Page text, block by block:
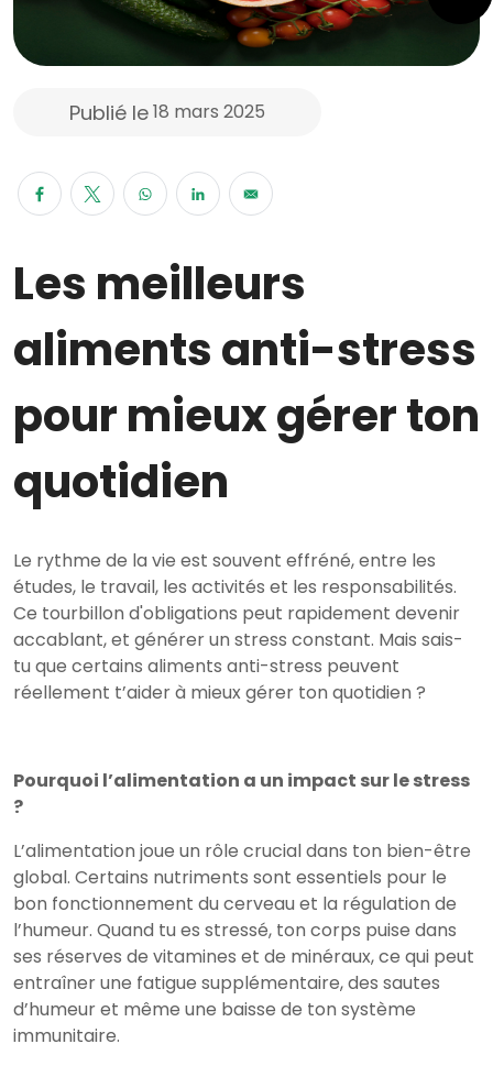
Publié le18 mars 2025
Les meilleurs
aliments anti-stress
pour mieux gérer ton
quotidien
Le rythme de la vie est souvent effréné, entre les
études, le travail, les activités et les responsabilités.
Ce tourbillon d'obligations peut rapidement devenir
accablant, et générer un stress constant. Mais sais-
tu que certains aliments anti-stress peuvent
réellement t’aider à mieux gérer ton quotidien ?
Pourquoi l’alimentation a un impact sur le stress
?
L’alimentation joue un rôle crucial dans ton bien-être
global. Certains nutriments sont essentiels pour le
bon fonctionnement du cerveau et la régulation de
l’humeur. Quand tu es stressé, ton corps puise dans
ses réserves de vitamines et de minéraux, ce qui peut
entraîner une fatigue supplémentaire, des sautes
d’humeur et même une baisse de ton système
immunitaire.